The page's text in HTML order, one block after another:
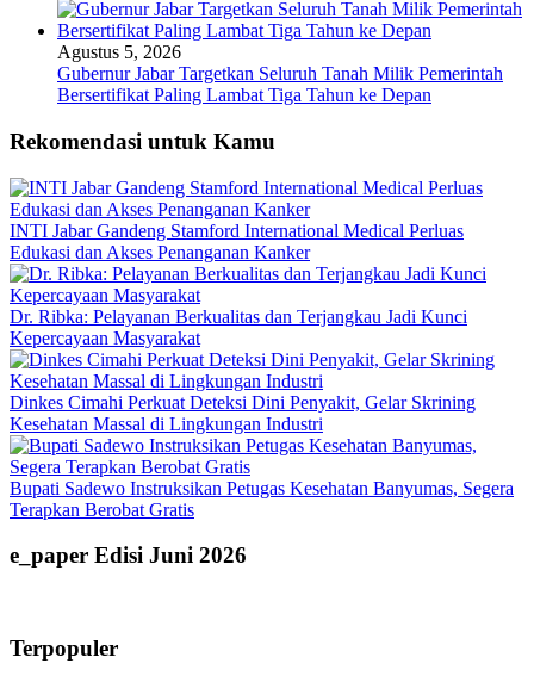
Agustus 5, 2026
Gubernur Jabar Targetkan Seluruh Tanah Milik Pemerintah
Bersertifikat Paling Lambat Tiga Tahun ke Depan
Rekomendasi untuk Kamu
INTI Jabar Gandeng Stamford International Medical Perluas
Edukasi dan Akses Penanganan Kanker
Dr. Ribka: Pelayanan Berkualitas dan Terjangkau Jadi Kunci
Kepercayaan Masyarakat
Dinkes Cimahi Perkuat Deteksi Dini Penyakit, Gelar Skrining
Kesehatan Massal di Lingkungan Industri
Bupati Sadewo Instruksikan Petugas Kesehatan Banyumas, Segera
Terapkan Berobat Gratis
e_paper Edisi Juni 2026
Terpopuler